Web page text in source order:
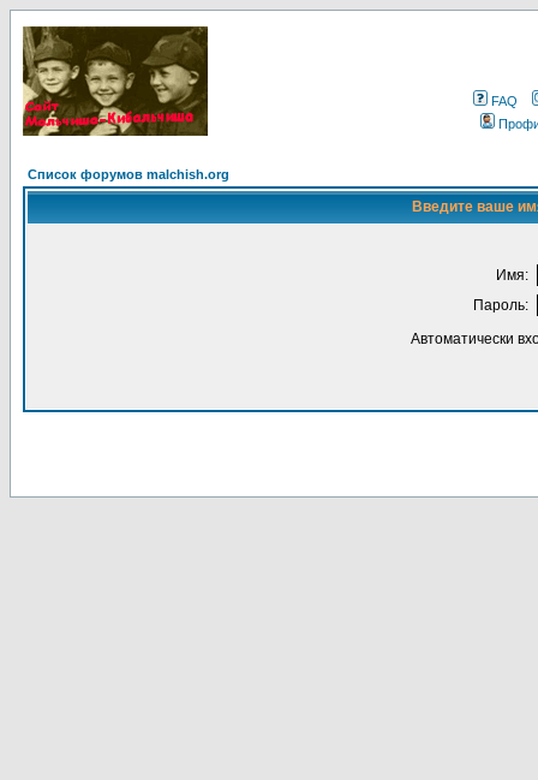
FAQ
Список форумов malchish.org
Введите ваше
Имя:
Пароль:
Автоматически